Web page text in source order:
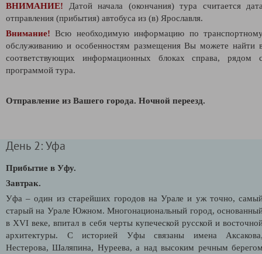
ВНИМАНИЕ!
Датой начала (окончания) тура считается
отправления (прибытия) автобуса из (в) Ярославля.
Внимание! Всю необходимую информацию по
обслуживанию и особенностям размещения Вы можете найти
соответствующих информационных блоках справа, рядом
программой тура.
Отправление из Вашего города. Ночной переезд.
День 2: Уфа
Прибытие в Уфу.
Завтрак.
Уфа – один из старейших городов на Урале и уж точно,
старый на Урале Южном. Многонациональный город,
в XVI веке, впитал в себя черты купеческой русской и
архитектуры. С историей Уфы связаны имена
Нестерова, Шаляпина, Нуреева, а над высоким речным